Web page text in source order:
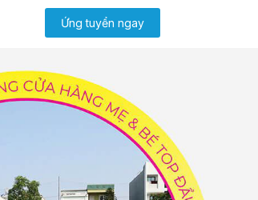
Ứng tuyển ngay